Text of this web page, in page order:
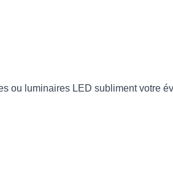
ou luminaires LED subliment votre